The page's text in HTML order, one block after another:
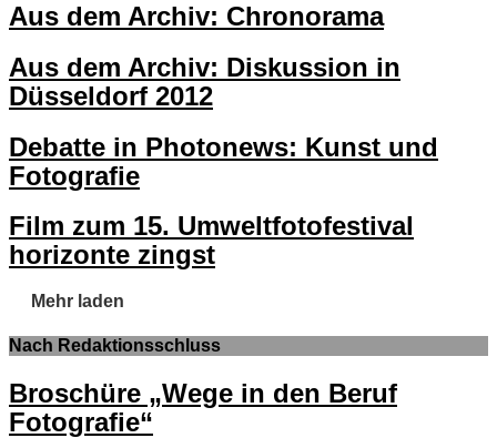
Aus dem Archiv: Chronorama
Aus dem Archiv: Diskussion in
Düsseldorf 2012
Debatte in Photonews: Kunst und
Fotografie
Film zum 15. Umweltfotofestival
horizonte zingst
Mehr laden
Nach Redaktionsschluss
Broschüre „Wege in den Beruf
Fotografie“